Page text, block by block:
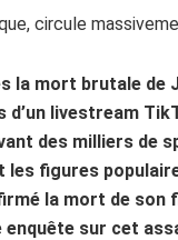
circule
la mort brutale de
livestream
des milliers de
les figures
la mort de son
enquête sur cet